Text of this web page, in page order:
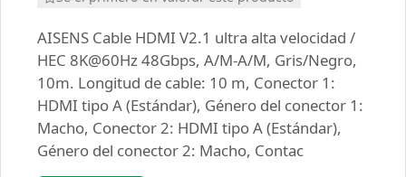
AISENS Cable HDMI V2.1 ultra alta velocidad /
HEC 8K@60Hz 48Gbps, A/M-A/M, Gris/Negro,
10m. Longitud de cable: 10 m, Conector 1:
HDMI tipo A (Estándar), Género del conector 1:
Macho, Conector 2: HDMI tipo A (Estándar),
Género del conector 2: Macho, Contac